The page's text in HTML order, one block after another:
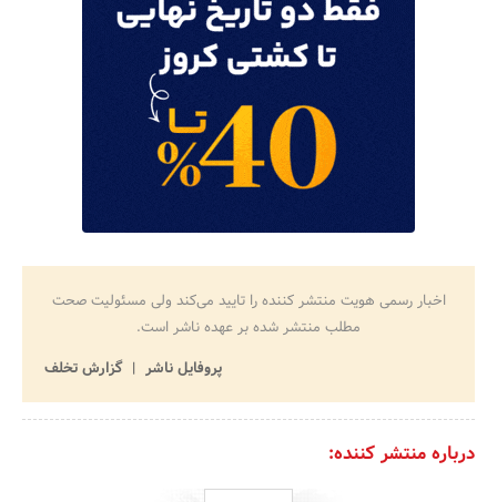
اخبار رسمی هویت منتشر کننده را تایید می‌کند ولی مسئولیت صحت
مطلب منتشر شده بر عهده ناشر است.
پروفایل ناشر
گزارش تخلف
درباره منتشر کننده: